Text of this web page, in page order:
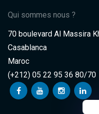
Qui sommes nous ?
70 boulevard Al Massira
Casablanca
Maroc
(+212) 05 22 95 36 80/70